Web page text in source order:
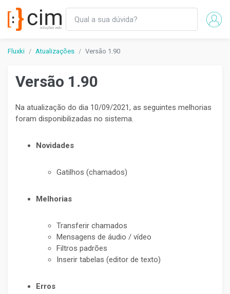
Fluxki Atualizações Versão 1.90
Versão 1.90
Na atualização do dia 10/09/2021, as seguintes melhorias
foram disponibilizadas no sistema.
Novidades
Gatilhos (chamados)
Melhorias
Transferir chamados
Mensagens de áudio / vídeo
Filtros padrões
Inserir tabelas (editor de texto)
Erros